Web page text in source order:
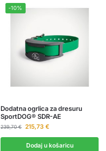
-10%
Dodatna ogrlica za dresuru
SportDOG® SDR-AE
239,70€ 215,73 €
Dodaj u košaricu